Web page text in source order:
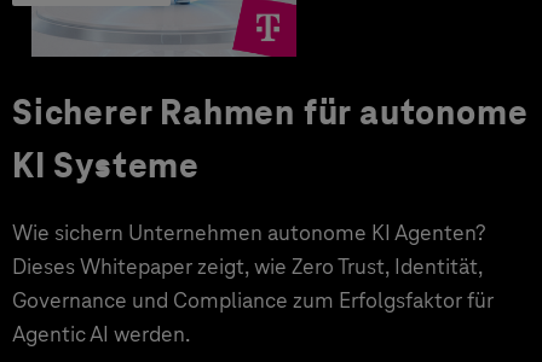
Sicherer Rahmen für autonome
KI Systeme
Wie sichern Unternehmen autonome KI Agenten?
Dieses Whitepaper zeigt, wie Zero Trust, Identität,
Governance und Compliance zum Erfolgsfaktor für
Agentic AI werden.